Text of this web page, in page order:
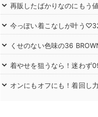
再販したばかりなのにもう
今っぽい着こなしが叶う
くせのない色味の36
着やせを狙うなら！迷わず
オンにもオフにも！着回し